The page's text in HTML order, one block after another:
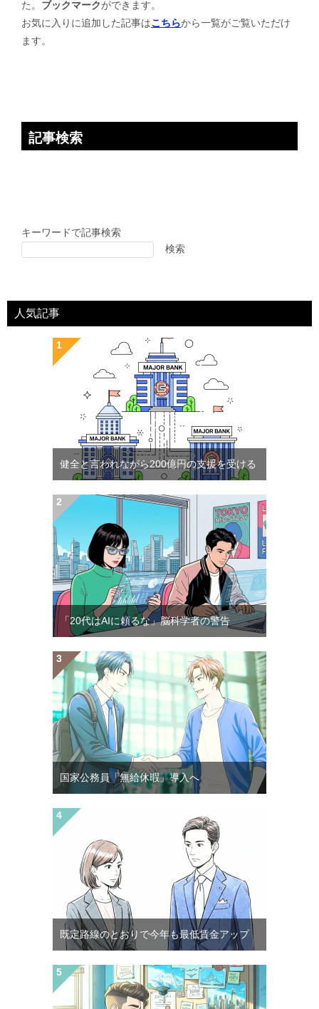
た。 ブックマークができます。
お気に入りに追加した記事はこちらから一覧がご覧いただけ
ます。
記事検索
キーワードで記事検索
検索
人気記事
健全と言われながら200億円の支援を受ける
「20代はAIに頼るな」脳科学者の警告
国家公務員「無給休暇」導入へ
既定路線のとおりで今年も最低賃金アップ